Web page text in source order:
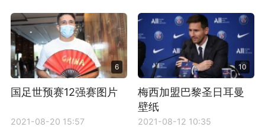
6
国足世预赛12强赛图片
2021-08-20 15:57
10
梅西加盟巴黎圣日耳曼
壁纸
2021-08-12 10:35